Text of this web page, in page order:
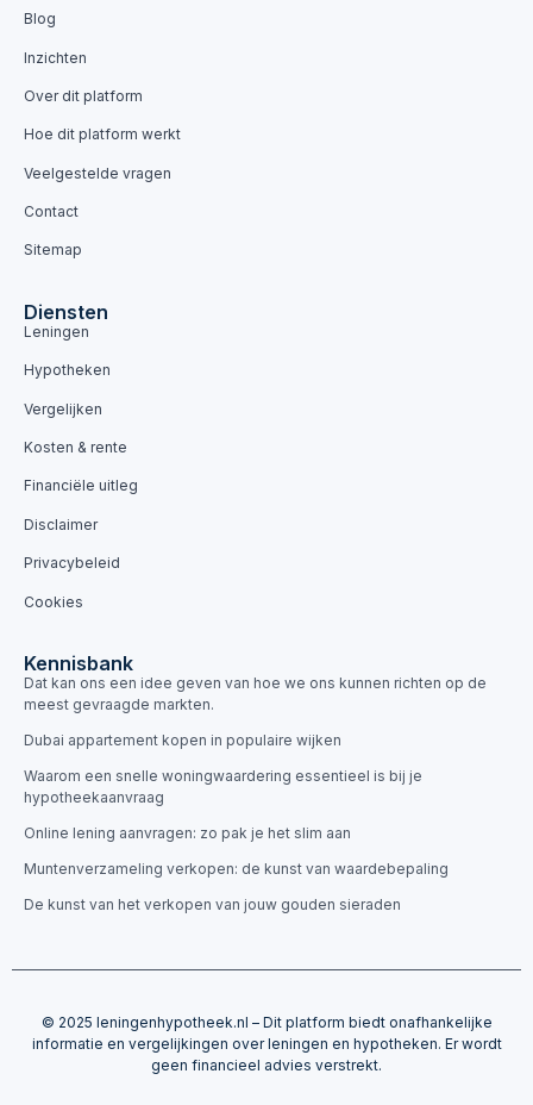
Blog
Inzichten
Over dit platform
Hoe dit platform werkt
Veelgestelde vragen
Contact
Sitemap
Diensten
Leningen
Hypotheken
Vergelijken
Kosten & rente
Financiële uitleg
Disclaimer
Privacybeleid
Cookies
Kennisbank
Dat kan ons een idee geven van hoe we ons kunnen richten op de
meest gevraagde markten.
Dubai appartement kopen in populaire wijken
Waarom een snelle woningwaardering essentieel is bij je
hypotheekaanvraag
Online lening aanvragen: zo pak je het slim aan
Muntenverzameling verkopen: de kunst van waardebepaling
De kunst van het verkopen van jouw gouden sieraden
© 2025 leningenhypotheek.nl – Dit platform biedt onafhankelijke
informatie en vergelijkingen over leningen en hypotheken. Er wordt
geen financieel advies verstrekt.